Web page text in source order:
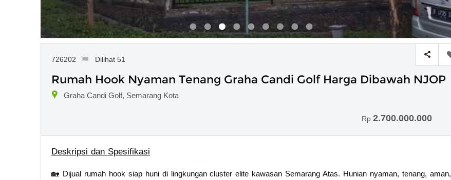
726202 Dilihat 51
Rumah Hook Nyaman Tenang Graha Candi Golf Harga Dibawah NJOP
Graha Candi Golf, Semarang Kota
Rp 2.700.000.000
Deskripsi dan Spesifikasi
🏡 Dijual rumah hook siap huni di lingkungan cluster elite kawasan Semarang Atas. Hunian nyaman, tenang, aman,